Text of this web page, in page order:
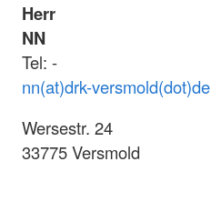
Herr
NN
Tel: -
nn(at)drk-versmold(dot)de
Wersestr. 24
33775 Versmold